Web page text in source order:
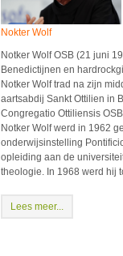
Nokter Wolf
Notker Wolf OSB (21 juni
Benedictijnen en
Notker Wolf trad na zijn
aartsabdij Sankt Ottilien in
Congregatio Ottiliensis
Notker Wolf werd in 1962
onderwijsinstelling
opleiding aan de
theologie. In 1968 werd hij
Lees meer...